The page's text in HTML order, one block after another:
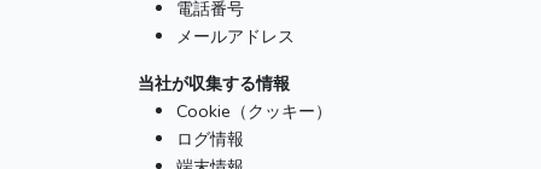
電話番号
メールアドレス
当社が収集する情報
Cookie（クッキー）
ログ情報